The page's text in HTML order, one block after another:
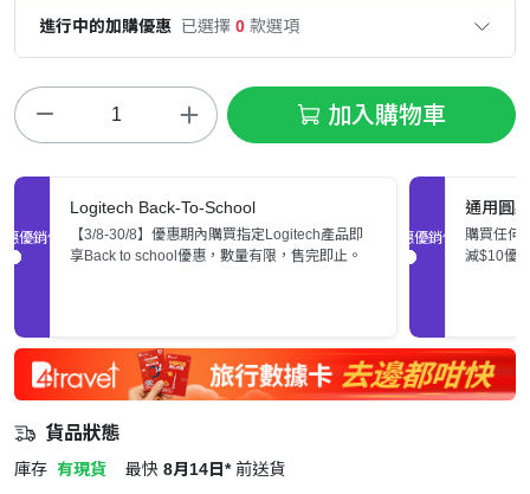
進行中的加購優惠 已選擇 0 款選項
加入購物車
促銷優惠
Logitech Back-To-School
【3/8-30/8】優惠期內購買指定Logitech產品即
享Back to school優惠，數量有限，售完即止。
促銷優惠
通用圓
購買任何
減$10優
貨品狀態
庫存 有現貨 最快 8月14日* 前送貨